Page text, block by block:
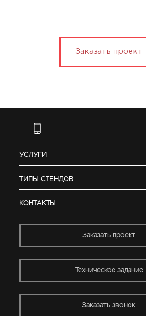
Заказать проект
УСЛУГИ
ТИПЫ СТЕНДОВ
КОНТАКТЫ
Заказать проект
Техническое задание
Заказать звонок